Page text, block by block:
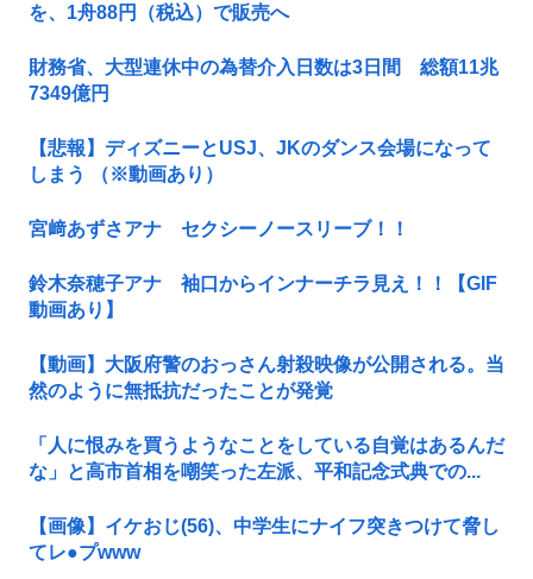
を、1舟88円（税込）で販売へ
財務省、大型連休中の為替介入日数は3日間 総額11兆
7349億円
【悲報】ディズニーとUSJ、JKのダンス会場になって
しまう （※動画あり）
宮﨑あずさアナ セクシーノースリーブ！！
鈴木奈穂子アナ 袖口からインナーチラ見え！！【GIF
動画あり】
【動画】大阪府警のおっさん射殺映像が公開される。当
然のように無抵抗だったことが発覚
「人に恨みを買うようなことをしている自覚はあるんだ
な」と高市首相を嘲笑った左派、平和記念式典での...
【画像】イケおじ(56)、中学生にナイフ突きつけて脅し
てレ●プwww